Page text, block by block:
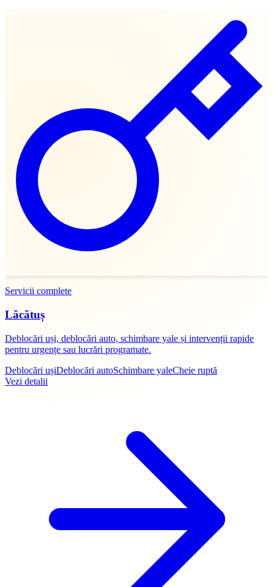
Servicii complete
Lăcătuș
Deblocări uși, deblocări auto, schimbare yale și intervenții rapide
pentru urgențe sau lucrări programate.
Deblocări ușiDeblocări autoSchimbare yaleCheie ruptă
Vezi detalii